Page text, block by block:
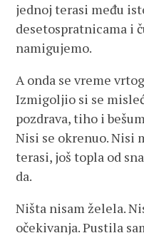
jednoj terasi među
desetospratnicama i
namigujemo.
A onda se vreme
Izmigoljio si se
pozdrava, tiho i
Nisi se okrenuo. Nisi
terasi, još topla od
da.
Ništa nisam želela.
očekivanja. Pustila